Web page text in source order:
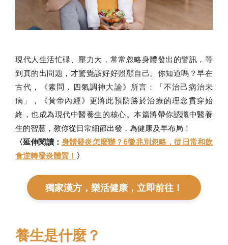
現代人生活忙碌、壓力大，常常忽略身體發出的警訊，等
到真的出問題，才驚覺該好好照顧自己。你知道嗎？早在
古代，《素問．四氣調神大論》所言：「不治己病治未
病」，《黃帝內經》更將此預防勝於治療的理念貫穿始
終，也成為現代中醫養生的核心。本篇將帶你認識中醫養
生的智慧，教你從日常細節出發，為健康及早布局！
〈延伸閱讀： 身體發炎怎麼辦？6徵兆別忽略，從日常和飲
食逆轉發炎體質！ 〉
獨家漢方，樂活健康，立即前往！
養生是什麼？